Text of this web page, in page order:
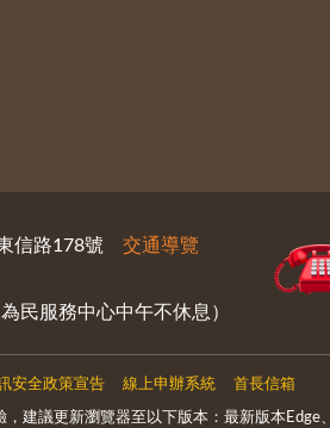
信路178號 交通導覽
民服務中心中午不休息）
安全政策宣告 線上申辦系統 首長信箱
建議更新瀏覽器至以下版本：最新版本Edge、